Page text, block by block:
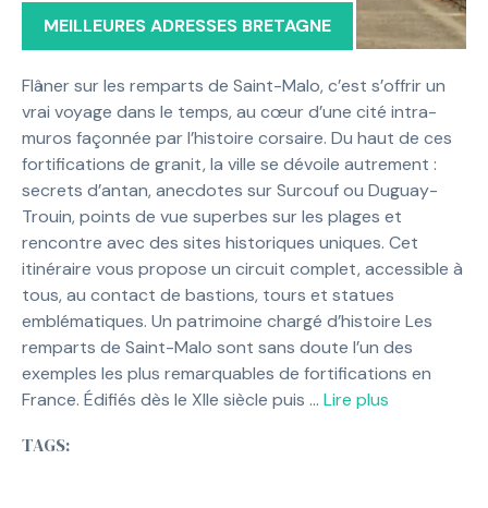
MEILLEURES ADRESSES BRETAGNE
Flâner sur les remparts de Saint-Malo, c’est s’offrir un
vrai voyage dans le temps, au cœur d’une cité intra-
muros façonnée par l’histoire corsaire. Du haut de ces
fortifications de granit, la ville se dévoile autrement :
secrets d’antan, anecdotes sur Surcouf ou Duguay-
Trouin, points de vue superbes sur les plages et
rencontre avec des sites historiques uniques. Cet
itinéraire vous propose un circuit complet, accessible à
tous, au contact de bastions, tours et statues
emblématiques. Un patrimoine chargé d’histoire Les
remparts de Saint-Malo sont sans doute l’un des
exemples les plus remarquables de fortifications en
France. Édifiés dès le XIIe siècle puis … Lire plus
TAGS: